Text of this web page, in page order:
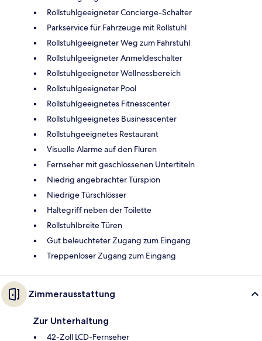
Rollstuhlgeeigneter Concierge-Schalter
Parkservice für Fahrzeuge mit Rollstuhl
Rollstuhlgeeigneter Weg zum Fahrstuhl
Rollstuhlgeeigneter Anmeldeschalter
Rollstuhlgeeigneter Wellnessbereich
Rollstuhlgeeigneter Pool
Rollstuhlgeeignetes Fitnesscenter
Rollstuhlgeeignetes Businesscenter
Rollstuhgeeignetes Restaurant
Visuelle Alarme auf den Fluren
Fernseher mit geschlossenen Untertiteln
Niedrig angebrachter Türspion
Niedrige Türschlösser
Haltegriff neben der Toilette
Rollstuhlbreite Türen
Gut beleuchteter Zugang zum Eingang
Treppenloser Zugang zum Eingang
Zimmerausstattung
Zur Unterhaltung
42-Zoll LCD-Fernseher